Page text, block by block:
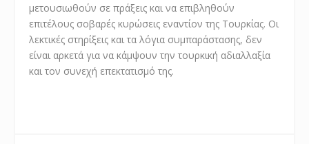
μετουσιωθούν σε πράξεις και να επιβληθούν
επιτέλους σοβαρές κυρώσεις εναντίον της Τουρκίας. Οι
λεκτικές στηρίξεις και τα λόγια συμπαράστασης, δεν
είναι αρκετά για να κάμψουν την τουρκική αδιαλλαξία
και τον συνεχή επεκτατισμό της.